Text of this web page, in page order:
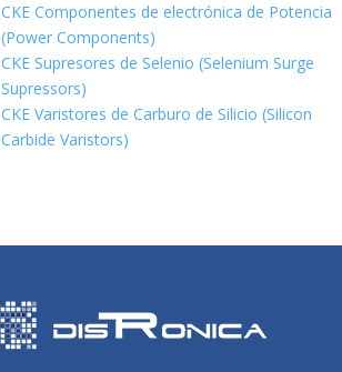
CKE Componentes de electrónica de Potencia
(Power Components)
CKE Supresores de Selenio (Selenium Surge
Supressors)
CKE Varistores de Carburo de Silicio (Silicon
Carbide Varistors)